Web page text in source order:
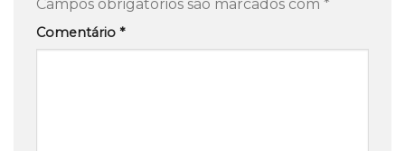
Campos obrigatórios são marcados com *
Comentário *